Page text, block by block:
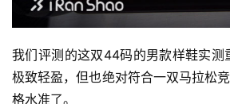
我们评测的这双44码的男款样鞋实测
极致轻盈，但也绝对符合一双马拉松
格水准了。